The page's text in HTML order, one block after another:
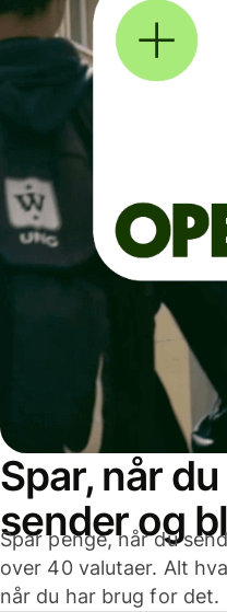
Spar, når
sender og
Spar penge, når du
over 40 valutaer. Alt
når du har brug for det.